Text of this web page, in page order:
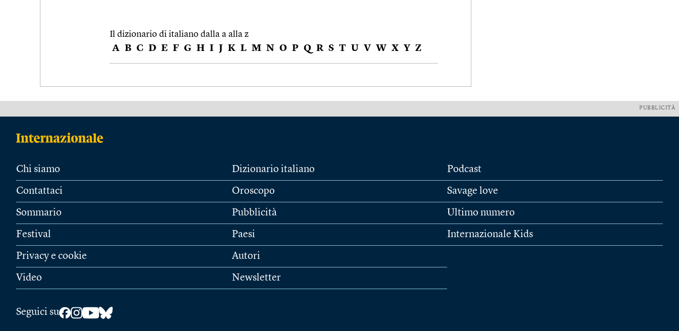
Il dizionario di italiano dalla a alla z
A B C D E F G H I J K L M N O P Q R S T U V W X Y Z
PUBBLICITÀ
Chi siamo
Contattaci
Sommario
Festival
Privacy e cookie
Video
Dizionario italiano
Oroscopo
Pubblicità
Paesi
Autori
Newsletter
Podcast
Savage love
Ultimo numero
Internazionale Kids
Seguici su